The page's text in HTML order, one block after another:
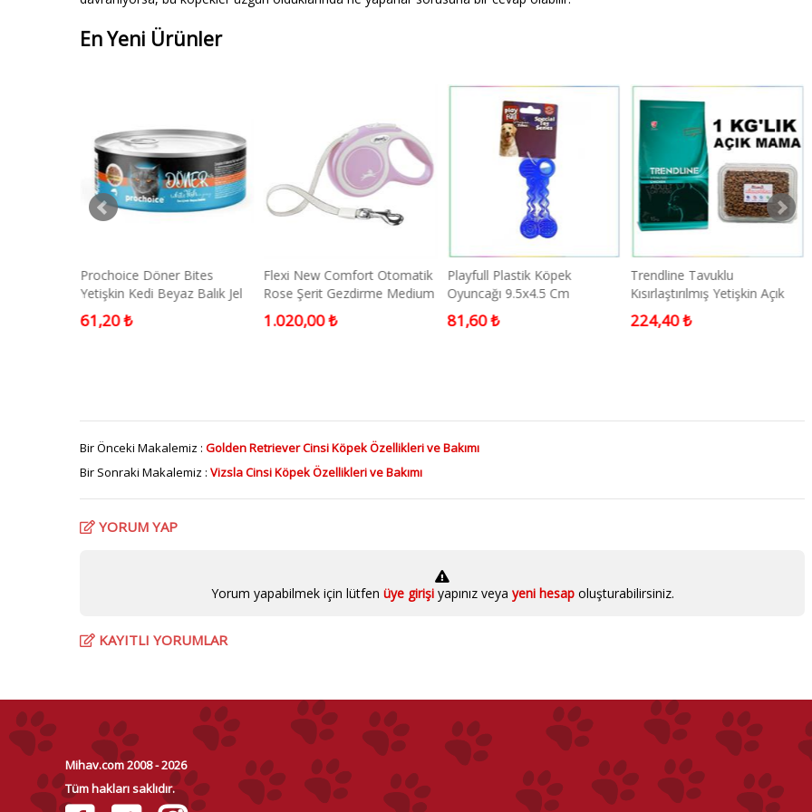
En Yeni Ürünler
Prochoice Döner Bites
Yetişkin Kedi Beyaz Balık Jel
Konservesi 70g
61,20 ₺
Flexi New Comfort Otomatik
Rose Şerit Gezdirme Medium
5 Metre
1.020,00 ₺
Playfull Plastik Köpek
Oyuncağı 9.5x4.5 Cm
81,60 ₺
Trendline Tavuklu
Kısırlaştırılmış Yetişkin Açık
Kedi Maması 1 Kg
224,40 ₺
Bir Önceki Makalemiz : Golden Retriever Cinsi Köpek Özellikleri ve Bakımı
Bir Sonraki Makalemiz : Vizsla Cinsi Köpek Özellikleri ve Bakımı
YORUM YAP
Yorum yapabilmek için lütfen üye girişi yapınız veya yeni hesapoluşturabilirsiniz.
KAYITLI YORUMLAR
Mihav.com 2008 - 2026
Tüm hakları saklıdır.